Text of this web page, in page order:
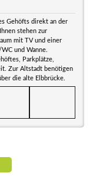
Gehöfts direkt an der
stehen zur
mit TV und einer
und Wanne.
Parkplätze,
Zur Altstadt benötigen
die alte Elbbrücke.